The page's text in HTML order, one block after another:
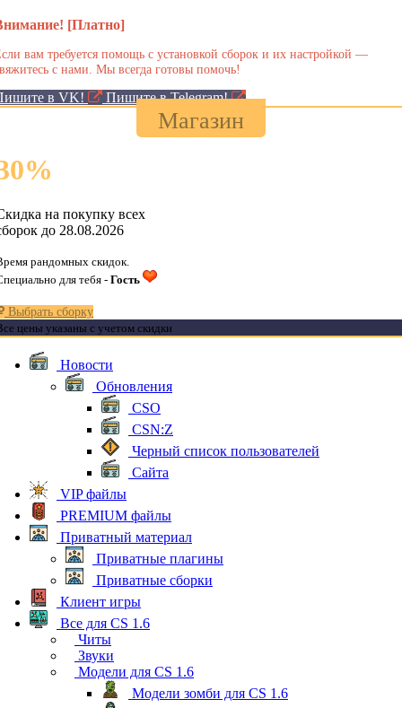
[Платно]
вам требуется помощь с установкой сборок и их настройкой —
с нами. Мы всегда готовы помочь!
в VK! Пишите в Telegram!
Магазин
%
на покупку всех
до 28.08.2026
рандомных скидок.
для тебя - Гость
Выбрать сборку
цены указаны с учетом скидки
Новости
Обновления
CSO
CSN:Z
Черный список пользователей
Сайта
VIP файлы
PREMIUM файлы
Приватный материал
Приватные плагины
Приватные сборки
Клиент игры
Все для CS 1.6
Читы
Звуки
Модели для CS 1.6
Модели зомби для CS 1.6